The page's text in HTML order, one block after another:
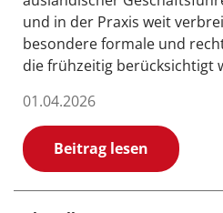
und in der Praxis weit
besondere formale und
die frühzeitig berücksichtigt
01.04.2026
Beitrag lesen